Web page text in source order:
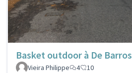
Basket outdoor à De Barros
Vieira Philippe
4 10